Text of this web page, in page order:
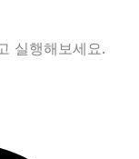
실행해보세요.